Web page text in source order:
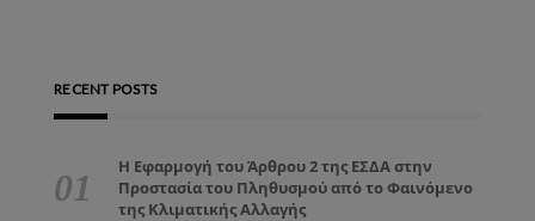
RECENT POSTS
Η Εφαρμογή του Άρθρου 2 της ΕΣΔΑ στην
Προστασία του Πληθυσμού από το Φαινόμενο
της Κλιματικής Αλλαγής